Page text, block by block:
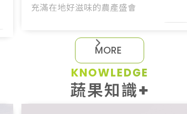
充滿在地好滋味的農產盛會
MORE
MORE
KNOWLEDGE
蔬果知識+